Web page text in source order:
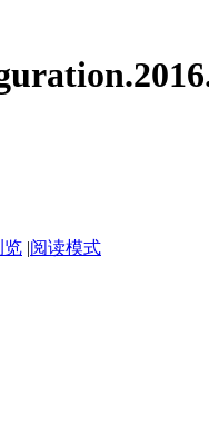
览 |阅读模式